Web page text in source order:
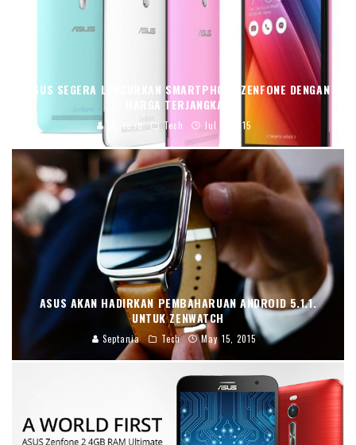
ASUS SEGERA LUNCURKAN SMARTPHONE ZENFONE DENGAN
HARGA TERJANGKAU
blj.co.id Tech Jul 2, 2015
ASUS AKAN HADIRKAN PEMBAHARUAN ANDROID 5.1.1.
UNTUK ZENWATCH
Septania Tech May 15, 2015